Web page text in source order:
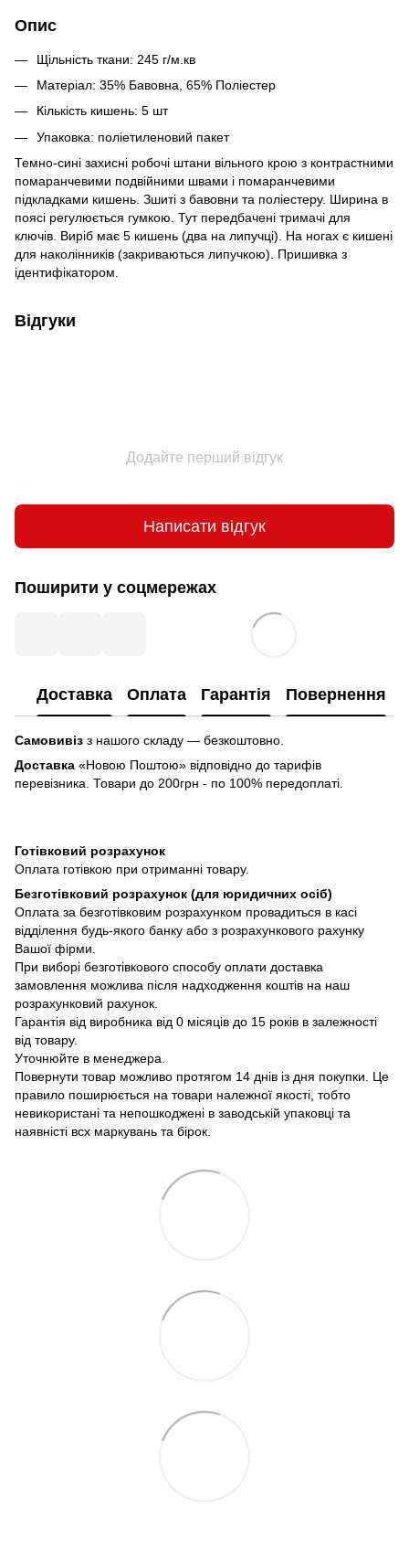
Опис
Щільність ткани: 245 г/м.кв
Матеріал: 35% Бавовна, 65% Поліестер
Кількість кишень: 5 шт
Упаковка: поліетиленовий пакет
Темно-сині захисні робочі штани вільного крою з контрастними
помаранчевими подвійними швами і помаранчевими
підкладками кишень. Зшиті з бавовни та поліестеру. Ширина в
поясі регулюється гумкою. Тут передбачені тримачі для
ключів. Виріб має 5 кишень (два на липучці). На ногах є кишені
для наколінників (закриваються липучкою). Пришивка з
ідентифікатором.
Відгуки
Додайте перший відгук
Написати відгук
Поширити у соцмережах
Доставка Оплата Гарантія Повернення
Самовивіз з нашого складу — безкоштовно.
Доставка «Новою Поштою» відповідно до тарифів
перевізника. Товари до 200грн - по 100% передоплаті.
Готівковий розрахунок
Оплата готівкою при отриманні товару.
Безготівковий розрахунок (для юридичних осіб)
Оплата за безготівковим розрахунком провадиться в касі
відділення будь-якого банку або з розрахункового рахунку
Вашої фірми.
При виборі безготівкового способу оплати доставка
замовлення можлива після надходження коштів на наш
розрахунковий рахунок.
Гарантія від виробника від 0 місяців до 15 років в залежності
від товару.
Уточнюйте в менеджера.
Повернути товар можливо протягом 14 днів із дня покупки. Це
правило поширюється на товари належної якості, тобто
невикористані та непошкоджені в заводській упаковці та
наявністі всх маркувань та бірок.